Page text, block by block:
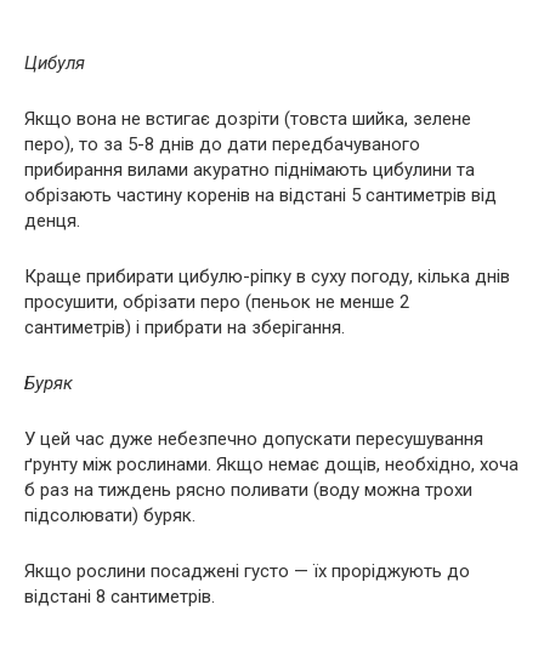
Цибуля
Якщо вона не встигає дозріти (товста шийка, зелене
перо), то за 5-8 днів до дати передбачуваного
прибирання вилами акуратно піднімають цибулини та
обрізають частину коренів на відстані 5 сантиметрів від
денця.
Краще прибирати цибулю-ріпку в суху погоду, кілька днів
просушити, обрізати перо (пеньок не менше 2
сантиметрів) і прибрати на зберігання.
Буряк
У цей час дуже небезпечно допускати пересушування
ґрунту між рослинами. Якщо немає дощів, необхідно, хоча
б раз на тиждень рясно поливати (воду можна трохи
підсолювати) буряк.
Якщо рослини посаджені густо — їх проріджують до
відстані 8 сантиметрів.